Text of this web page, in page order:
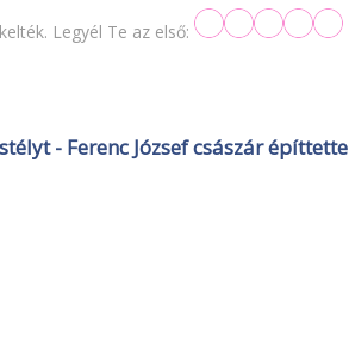
Legyél Te az első:
- Ferenc József császár építtette